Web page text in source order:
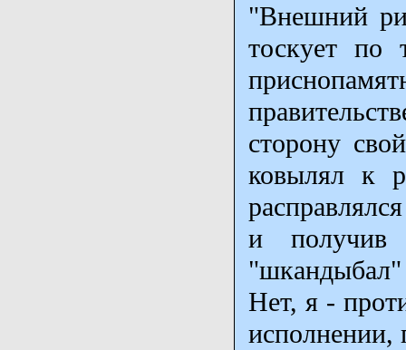
"Внешний
тоскует по
сторону
ковылял к
и получив
"шкандыбал"
Нет, я -
исполнении,